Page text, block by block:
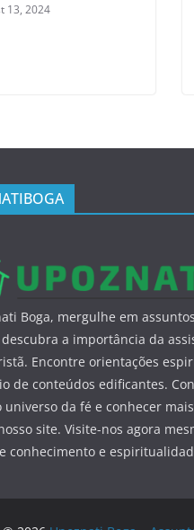
13, 2024
Boga, mergulhe em
a importância da
Encontre orientações
de conteúdos edificantes.
universo da fé e conhecer
site. Visite-nos agora
conhecimento e